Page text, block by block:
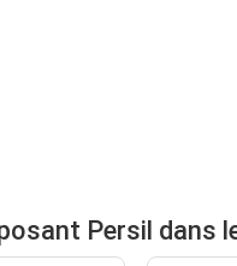
Persil dans